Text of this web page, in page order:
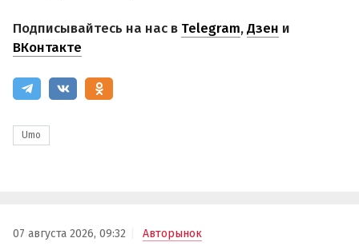
Подписывайтесь на нас в Telegram,Дзен и
ВКонтакте
Umo
07 августа 2026, 09:32 Авторынок